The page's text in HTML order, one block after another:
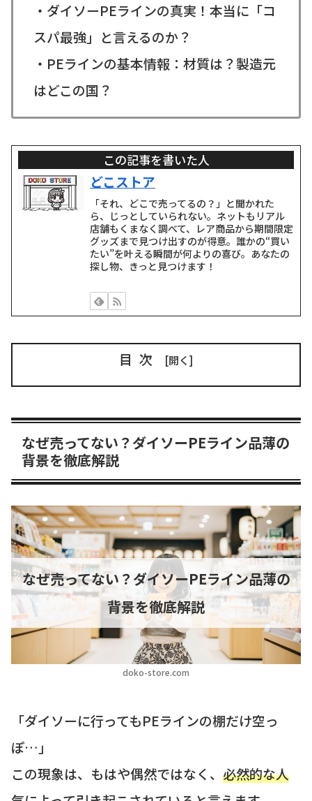
・ダイソーPEラインの真実！本当に「コ
スパ最強」と言えるのか？
・PEラインの基本情報：材質は？製造元
はどこの国？
この記事を書いた人
どこストア
「それ、どこで売ってるの？」と聞かれた
ら、じっとしていられない。ネットもリアル
店舗もくまなく調べて、レア商品から期間限定
グッズまで見つけ出すのが得意。誰かの“買い
たい”を叶える瞬間が何よりの喜び。あなたの
探し物、きっと見つけます！
目次
なぜ売ってない？ダイソーPEライン品薄の
背景を徹底解説
doko-store.com
なぜ売ってない？ダイソーPEライン品薄の
背景を徹底解説
「ダイソーに行ってもPEラインの棚だけ空っ
ぽ…」
この現象は、もはや偶然ではなく、 必然的な人